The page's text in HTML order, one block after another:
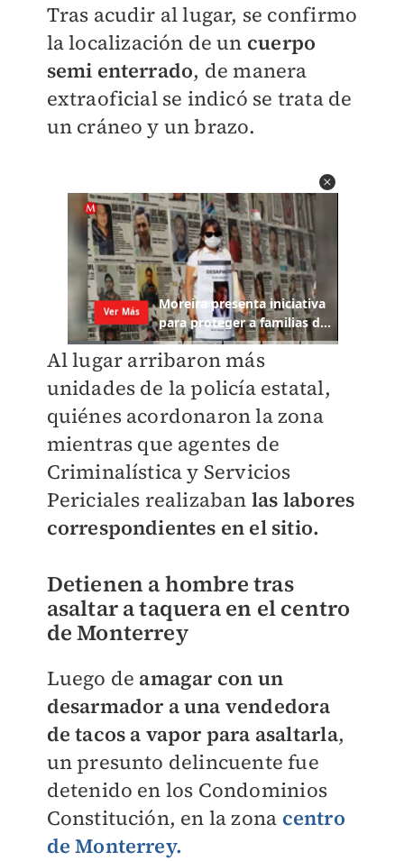
Tras acudir al lugar, se confirmo
la localización de un cuerpo
semi enterrado, de manera
extraoficial se indicó se trata de
un cráneo y un brazo.
Al lugar arribaron más
unidades de la policía estatal,
quiénes acordonaron la zona
mientras que agentes de
Criminalística y Servicios
Periciales realizaban las labores
correspondientes en el sitio.
Detienen a hombre tras
asaltar a taquera en el centro
de Monterrey
Luego de amagar con un
desarmador a una vendedora
de tacos a vapor para asaltarla,
un presunto delincuente fue
detenido en los Condominios
Constitución, en la zona centro
de Monterrey.